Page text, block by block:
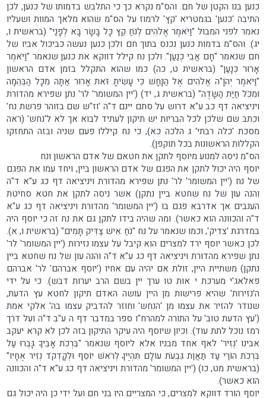
כנען בנו הקטן של חם. והס"מ נקרא כך כי התלבש בדמותו של כנען, לכן
התיבה 'כנען' בגמטריא 'קץ' לרמוז על הס"מ שהוא מלאך המוות ושעליו
נאמר לפני המבול "וַיֹּאמֶר אֱלֹהִים לְנֹחַ קֵץ כָּל בָּשָׂר בָּא לְפָנַי" (בראשית ו,
יג). והס"מ בדמות כנען נכנס בתוך חם ולכן כנען נעשה כביכול אביו של
חם שנאמר "חָם אֲבִי כְנַעַן". ולכן נח קילל דווקא את כנען שנאמר "וַיֹּאמֶר
אָרוּר כְּנָעַן" (בראשית ט, כה) כמו שהוא התקלל בזמן אדם הראשון
"וַיֹּאמֶר יְהֹוָ"ה אֱלֹהִים אֶל הַנָּחָשׁ כִּי עָשִׂיתָ זֹּאת אָרוּר אַתָּה מִכָּל הַבְּהֵמָה
וּמִכֹּל חַיַּת הַשָּׂדֶה" (בראשית ג, יד) ('יין המשומר' לר' נתן שפירא מהדורת
ויניציאה דף כב ע"א דרוש על סתם יינם ד"ה 'וז"ש שם בזוהר פרשת נח'
וכתב שם שלכן לכל הבריות יש תיקון לעתיד לבוא אך לא ל'נחש' (ראה
מסכת 'כלה רבתי' ג הלכה כא), כי נח קיללו פעם שניה ובזה התחזקו
הקללות הראשונות בכל תוקפן).
הס"מ ניסה למנוע מיוסף לתקן את חטאם של אדם הראשון ונח
יוסף היה יכול לתקן את הפגם של אדם הראשון ביין, ויחד עמו את הפגם
של נח ('יין המשומר' לר' נתן שפירא מהדורת ויניציאה דף כג ע"א ד"ה
והנה עון של נח שחטא ביין נתקן) אשר ניסה לתקן את חטא סחיטת
הענבים אך אדרבא פגם בו ('יין המשומר' מהדורת ויניציאה דף כג ע"א
ד"ה והכוונה הוא כאשר). ומה שהיה בידו לתקן גם את נח זה כי יוסף היה
במדרגת 'צדיק', וכמו שנאמר על נח "נֹחַ אִישׁ צַדִּיק תָּמִים" (בראשית ו, א).
לכן כאשר יוסף ירד למצרים הוא קיבל על עצמו נזירות ('יין המשומר' לר'
נתן שפירא מהדורת ויניציאה דף כג ע"א ד"ה והנה עון של נח שחטא ביין
נתקן) משתיית היין, זולת אם יהיה עם אחיו ('יוסף אברהם' לר' אברהם
פאלאג'י מערכת י אות טו ערך יין בשם הרב יערות דבש). כי על ידי
ה'נזירות' שהיא פרישות מן היין עושה האדם תיקון לחטא עץ הדעת,
שנודר להזיר את עצמו מן 'הנחש' וחוזר להדביק עצמו בה' אלקי אמת
('עץ הדעת טוב' על התורה למהרח"ו ספר במדבר דף ה ע"ב ד"ה ועל דרך
רמז נוכל לתת עוד). וכיון שיוסף היה עיקר התיקון בזה לכן לא קרא יעקב
אבינו 'נְזִיר' לאף אחד מבניו אלא ליוסף שנאמר "בִּרְכֹת אָבִיךָ גָּבְרוּ עַל
בִּרְכֹת הוֹרַי עַד תַּאֲוַת גִּבְעֹת עוֹלָם תִּהְיֶיןָ לְרֹאשׁ יוֹסֵף וּלְקָדְקֹד נְזִיר אֶחָיו"
(בראשית מט, כו) ('יין המשומר' מהדורת ויניציאה דף כג ע"א ד"ה והכוונה
הוא כאשר).
יוסף הורד דווקא למצרים, כי המצריים היו בני חם ועל ידי כן היה יכול גם